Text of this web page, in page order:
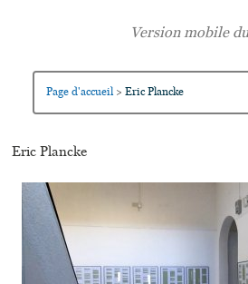
Page d'accueil > Eric Plancke
Eric Plancke